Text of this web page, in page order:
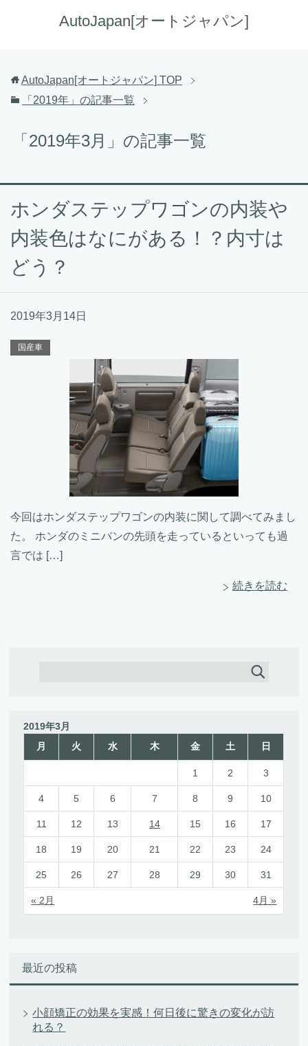
AutoJapan[オートジャパン]
AutoJapan[オートジャパン] TOP
「2019年」の記事一覧
「2019年3月」の記事一覧
ホンダステップワゴンの内装や
内装色はなにがある！？内寸は
どう？
2019年3月14日
国産車
今回はホンダステップワゴンの内装に関して調べてみまし
た。 ホンダのミニバンの先頭を走っているといっても過
言では […]
続きを読む
2019年3月
月
火 水 木 金 土 日
« 2月 4月 »
1 2 3
4 5 6 7 8 9 10
11 12 13 14 15 16 17
18 19 20 21 22 23 24
25 26 27 28 29 30 31
最近の投稿
小顔矯正の効果を実感！何日後に驚きの変化が訪
れる？